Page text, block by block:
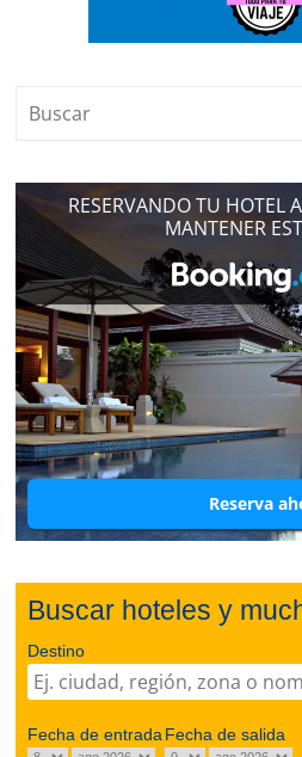
RESERVANDO TU HOTEL
MANTENER
Reserva
Buscar hoteles y
Destino
Fecha de entrada Fecha de salida